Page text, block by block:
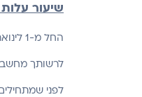
שיעור
החל מ-1 לינואר 2024 ייכנסו לתוקפן הוראות רשות שוק ההון, ביטוח וחיסכון הנוגעות לאופן הצגת העלות השנתית הצפויה לחוסכים במוצרי החיסכון ארוך הטווח.
לרשותך
לפני